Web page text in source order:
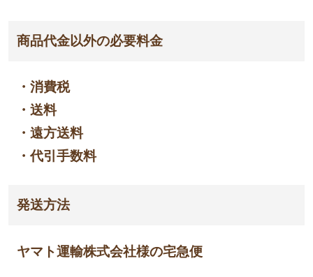
商品代金以外の必要料金
・消費税
・送料
・遠方送料
・代引手数料
発送方法
ヤマト運輸株式会社様の宅急便